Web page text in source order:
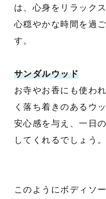
は、心身をリラック
心穏やかな時間を過
す。
サンダルウッド
お寺やお香にも使わ
く落ち着きのあるウ
安心感を与え、一日
してくれるでしょう。
このようにボディソ